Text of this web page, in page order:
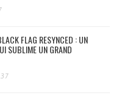
FLAG RESYNCED : UN
SUBLIME UN GRAND